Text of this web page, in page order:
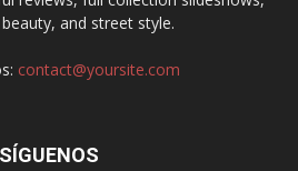
and street style.
contact@yoursite.com
SÍGUENOS